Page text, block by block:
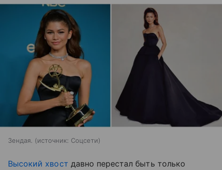
Зендая. источник: Соцсети
Высокий хвост давно перестал быть только